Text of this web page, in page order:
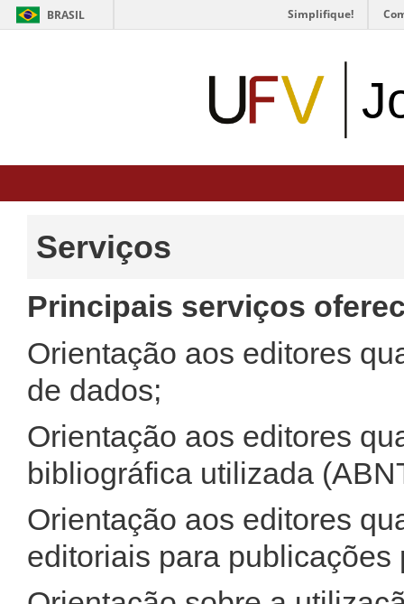
BRASIL Simplifique!
Serviços
Principais serviços
Orientação aos editores
de dados;
Orientação aos editores
bibliográfica utilizada
Orientação aos editores
editoriais para publicações